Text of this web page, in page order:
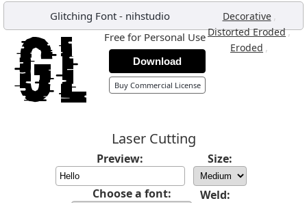
Glitching Font - nihstudio Decorative ,
Distorted Eroded,
Eroded ,
Free for Personal Use
Download
Buy Commercial License
Laser Cutting
Preview: Size:
Choose a font: Weld: